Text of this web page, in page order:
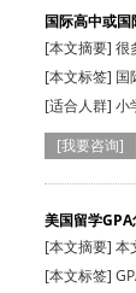
国际高中或
[本文摘要] 很
高中，还是…
[本文标签] 国
[适合人群] 小
[我要咨询]
美国留学
[本文摘要] 本
校，需要的…
[本文标签]